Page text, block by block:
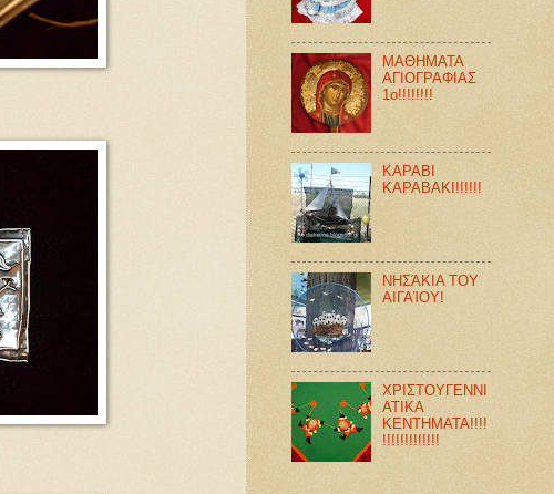
ΜΑΘΗΜΑΤΑ
ΑΓΙΟΓΡΑΦΙΑΣ
1ο!!!!!!!!
ΚΑΡΑΒΙ
ΚΑΡΑΒΑΚΙ!!!!!!
ΝΗΣΆΚΙΑ ΤΟΥ
ΑΙΓΑΊΟΥ!
ΧΡΙΣΤΟΥΓΕΝΝΙ
ΑΤΙΚΑ
ΚΕΝΤΗΜΑΤΑ!!!!
!!!!!!!!!!!!!